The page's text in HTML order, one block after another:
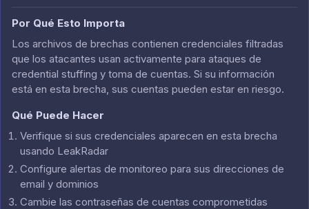
Por Qué Esto Importa
Los archivos de brechas contienen credenciales filtradas
que los atacantes usan activamente para ataques de
credential stuffing y toma de cuentas. Si su información
está en esta brecha, sus cuentas pueden estar en riesgo.
Qué Puede Hacer
Verifique si sus credenciales aparecen en esta brecha
usando LeakRadar
Configure alertas de monitoreo para sus direcciones de
email y dominios
Cambie las contraseñas de cuentas comprometidas